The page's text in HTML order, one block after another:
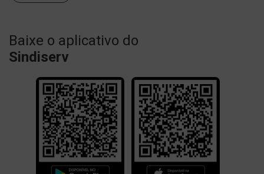
Baixe o aplicativo do
Sindiserv